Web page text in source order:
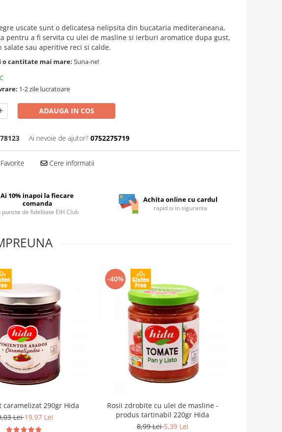
uscate sunt o delicatesa nelipsita din bucataria mediteraneana,
pentru a fi servita cu ulei de masline si ierburi aromatice dupa gust,
salate sau aperitive reci si calde.
o cantitate mai mare: Suna-ne!
1-2 zile lucratoare
ADAUGA IN COS
78123 Ai nevoie de ajutor? 0752275719
Cere informatii
Ai 10% inapoi la fiecare
comanda
puncte de fidelitate EIH Club
Achita online cu cardul
rapid si in siguranta
caramelizat 290gr Hida
Lei19,97 Lei
-40%
Rosii zdrobite cu ulei de masline -
produs tartinabil 220gr Hida
8,99 Lei5,39 Lei